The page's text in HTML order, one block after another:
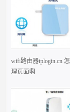
wifi路由器tplogin.cn
理页面啊